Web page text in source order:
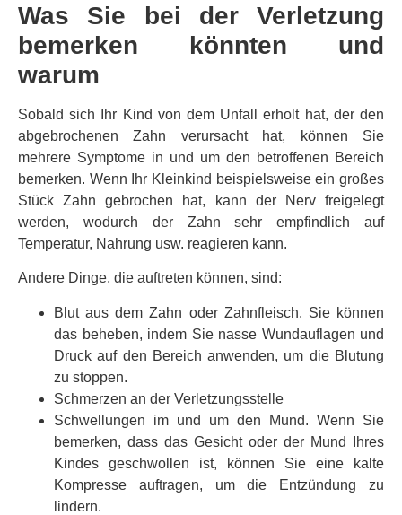
Was Sie bei der Verletzung
bemerken könnten und
warum
Sobald sich Ihr Kind von dem Unfall erholt hat, der den
abgebrochenen Zahn verursacht hat, können Sie
mehrere Symptome in und um den betroffenen Bereich
bemerken. Wenn Ihr Kleinkind beispielsweise ein großes
Stück Zahn gebrochen hat, kann der Nerv freigelegt
werden, wodurch der Zahn sehr empfindlich auf
Temperatur, Nahrung usw. reagieren kann.
Andere Dinge, die auftreten können, sind:
Blut aus dem Zahn oder Zahnfleisch. Sie können
das beheben, indem Sie nasse Wundauflagen und
Druck auf den Bereich anwenden, um die Blutung
zu stoppen.
Schmerzen an der Verletzungsstelle
Schwellungen im und um den Mund. Wenn Sie
bemerken, dass das Gesicht oder der Mund Ihres
Kindes geschwollen ist, können Sie eine kalte
Kompresse auftragen, um die Entzündung zu
lindern.